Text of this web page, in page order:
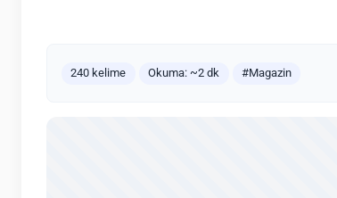
240 kelime Okuma: ~2 dk #Magazin